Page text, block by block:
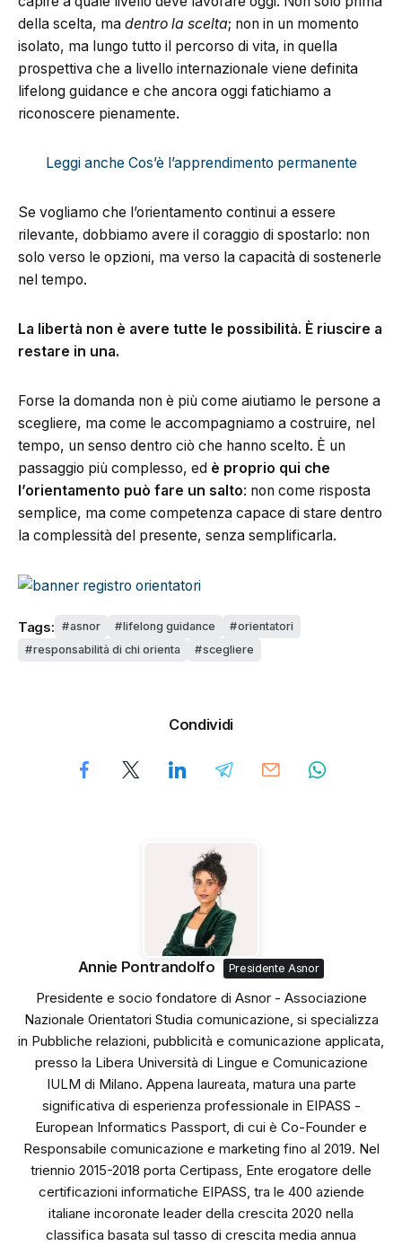
della scelta, ma dentro la scelta; non in un momento
isolato, ma lungo tutto il percorso di vita, in quella
prospettiva che a livello internazionale viene definita
lifelong guidance e che ancora oggi fatichiamo a
riconoscere pienamente.
Leggi anche Cos’è l’apprendimento permanente
Se vogliamo che l’orientamento continui a essere
rilevante, dobbiamo avere il coraggio di spostarlo: non
solo verso le opzioni, ma verso la capacità di sostenerle
nel tempo.
La libertà non è avere tutte le possibilità. È riuscire a
restare in una.
Forse la domanda non è più come aiutiamo le persone a
scegliere, ma come le accompagniamo a costruire, nel
tempo, un senso dentro ciò che hanno scelto. È un
passaggio più complesso, ed è proprio qui che
l’orientamento può fare un salto: non come risposta
semplice, ma come competenza capace di stare dentro
la complessità del presente, senza semplificarla.
Tags: asnor lifelong guidance
orientatori
responsabilità di chi orienta
scegliere
Condividi
Annie Pontrandolfo Presidente Asnor
Presidente e socio fondatore di Asnor - Associazione
Nazionale Orientatori Studia comunicazione, si specializza
in Pubbliche relazioni, pubblicità e comunicazione applicata,
presso la Libera Università di Lingue e Comunicazione
IULM di Milano. Appena laureata, matura una parte
significativa di esperienza professionale in EIPASS -
European Informatics Passport, di cui è Co-Founder e
Responsabile comunicazione e marketing fino al 2019. Nel
triennio 2015-2018 porta Certipass, Ente erogatore delle
certificazioni informatiche EIPASS, tra le 400 aziende
italiane incoronate leader della crescita 2020 nella
classifica basata sul tasso di crescita media annua